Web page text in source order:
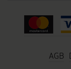
AGB